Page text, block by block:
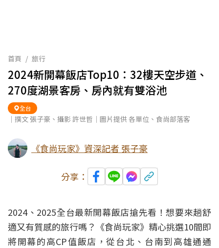
首頁 / 旅行
2024新開幕飯店Top10：32樓天空步道、
270度湖景客房、房內就有雙浴池
全台
｜撰文 張子豪、攝影 許世哲｜圖片提供 各單位、食尚部落客
《食尚玩家》資深記者 張子豪
分享：
2024、2025全台最新開幕飯店搶先看！想要來趟舒
適又有質感的旅行嗎？《食尚玩家》精心挑選10間即
將開幕的高CP值飯店，從台北、台南到高雄通通